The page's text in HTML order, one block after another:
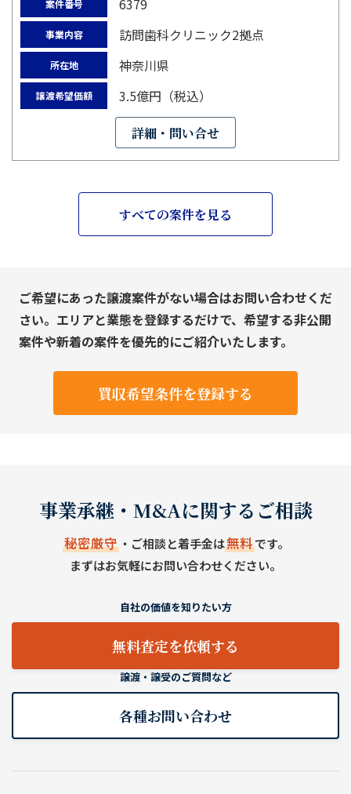
案件番号 6379
事業内容 訪問歯科クリニック2拠点
所在地 神奈川県
譲渡希望価額 3.5億円（税込）
詳細・問い合せ
すべての案件を見る
ご希望にあった譲渡案件がない場合はお問い合わせくだ
さい。エリアと業態を登録するだけで、希望する非公開
案件や新着の案件を優先的にご紹介いたします。
買収希望条件を登録する
事業承継・M&Aに関するご相談
秘密厳守・ご相談と着手金は無料です。
まずはお気軽にお問い合わせください。
自社の価値を知りたい方
無料査定を依頼する
譲渡・譲受のご質問など
各種お問い合わせ